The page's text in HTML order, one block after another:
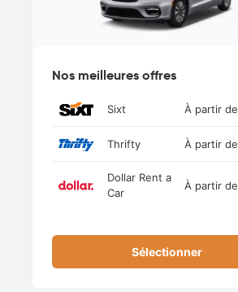
Nos meilleures offres
Sixt À partir de
Thrifty À partir de
Dollar Rent a
Car
À partir de
Sélectionner